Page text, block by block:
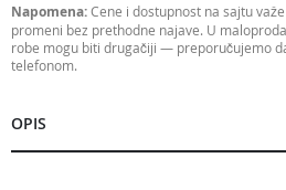
Napomena:Cene i dostupnost na sajtu
promeni bez prethodne najave. U
robe mogu biti drugačiji — preporučujemo
telefonom.
OPIS